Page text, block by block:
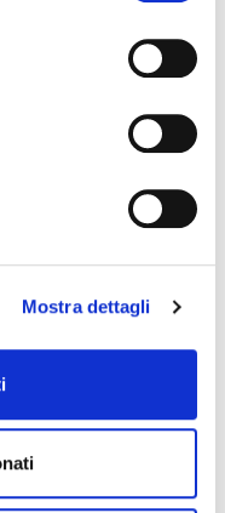
Mostra dettagli